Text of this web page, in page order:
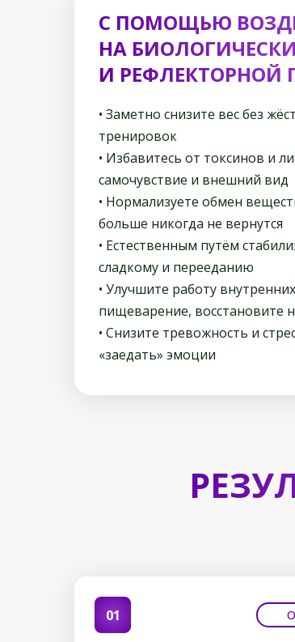
С ПОМОЩЬЮ
НА
И РЕФЛЕКТОРНОЙ
• Заметно снизите вес без
тренировок
• Избавитесь от токсинов и
самочувствие и внешний вид
• Нормализуете обмен
больше никогда не вернутся
• Естественным путём
сладкому и перееданию
• Улучшите работу
пищеварение, восстановите
• Снизите тревожность и
«заедать» эмоции
01